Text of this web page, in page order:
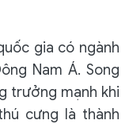
gia có ngành
Nam Á. Song
trưởng mạnh khi
cưng là thành